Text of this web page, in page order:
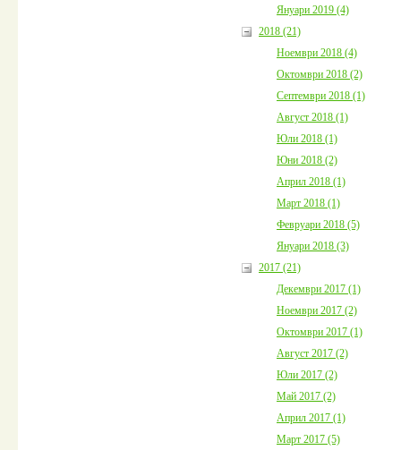
Януари 2019 (4)
2018 (21)
Ноември 2018 (4)
Октомври 2018 (2)
Септември 2018 (1)
Август 2018 (1)
Юли 2018 (1)
Юни 2018 (2)
Април 2018 (1)
Март 2018 (1)
Февруари 2018 (5)
Януари 2018 (3)
2017 (21)
Декември 2017 (1)
Ноември 2017 (2)
Октомври 2017 (1)
Август 2017 (2)
Юли 2017 (2)
Май 2017 (2)
Април 2017 (1)
Март 2017 (5)